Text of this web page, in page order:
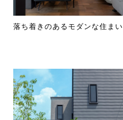
落ち着きのあるモダンな住まい